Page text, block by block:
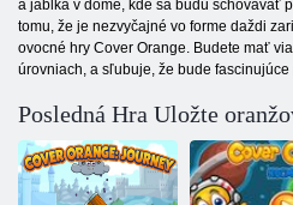
a jablká v dome, kde sa budú schovávať
tomu, že je nezvyčajné vo forme daždi
ovocné hry Cover Orange. Budete mať
úrovniach, a sľubuje, že bude fascinujúce
Posledná Hra Uložte